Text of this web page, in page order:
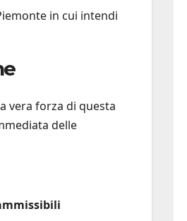
in cui intendi
vera forza di questa
delle